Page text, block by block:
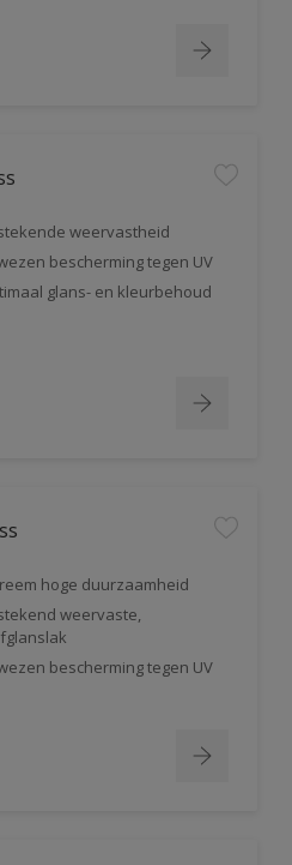
weervastheid
bescherming tegen UV
glans- en kleurbehoud
hoge duurzaamheid
weervaste,
bescherming tegen UV